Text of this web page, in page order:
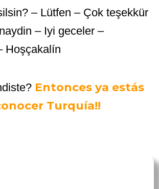
– Lütfen – Çok teşekkür
– Iyi geceler –
Hoşçakalín
Entonces ya estás
Turquía!!